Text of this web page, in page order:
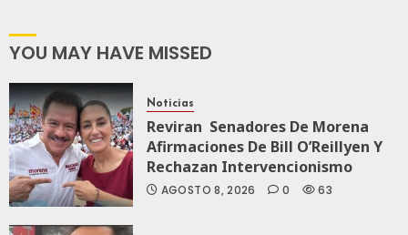
Nueva
AGOSTO 5, 2026
0
79
YOU MAY HAVE MISSED
Noticias
Reviran Senadores De Morena
Afirmaciones De Bill O’Reillyen Y
Rechazan Intervencionismo
AGOSTO 8, 2026 0 63